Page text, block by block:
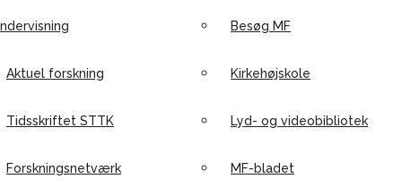
Aktuel forskning
Tidsskriftet STTK
Forskningsnetværk
Besøg MF
Kirkehøjskole
Lyd- og videobibliotek
MF-bladet